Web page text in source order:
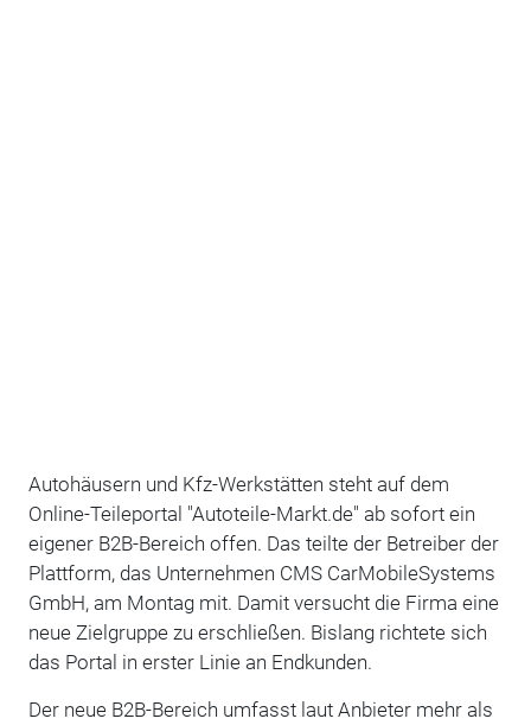
Autohäusern und Kfz-Werkstätten steht auf dem
Online-Teileportal "Autoteile-Markt.de" ab sofort ein
eigener B2B-Bereich offen. Das teilte der Betreiber der
Plattform, das Unternehmen CMS CarMobileSystems
GmbH,am Montag mit. Damit versucht die Firma eine
neue Zielgruppe zu erschließen. Bislang richtete sich
das Portal in erster Linie an Endkunden.
Der neue B2B-Bereich umfasst laut Anbieter mehr als